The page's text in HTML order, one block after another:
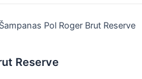
Pol Roger Brut Reserve
Reserve